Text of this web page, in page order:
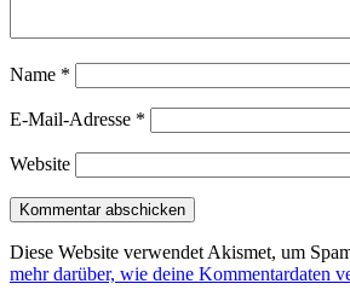
Name *
E-Mail-Adresse *
Website
Diese Website verwendet Akismet, um
mehr darüber, wie deine Kommentardaten